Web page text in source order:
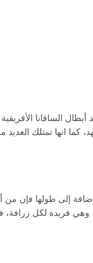
السافانا الأفريقية
من الإبل والفهد، كما انها
إلى 1600 كيلوغرام، بينما يبلغ وزن الإناث إلى حوالي 800 كيلوغرام،
وهي فريدة لكل